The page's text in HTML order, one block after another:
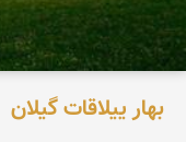
بهار ییلاقات گیلان